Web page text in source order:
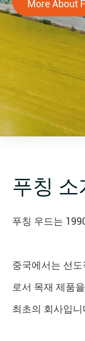
More About
푸칭 소
푸칭 우드는
중국에서는 선
로서 목재 제품
최초의 회사입니